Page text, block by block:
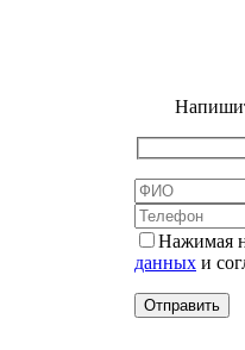
Нажимая
данных и